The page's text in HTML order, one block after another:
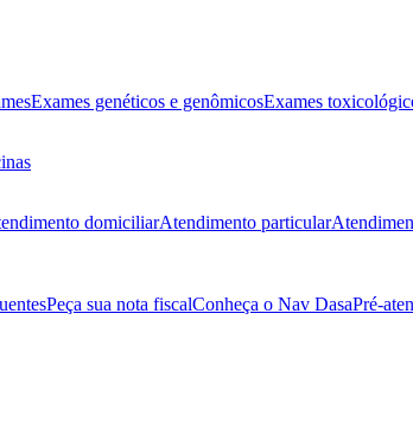
Exames genéticos e genômicosExames
domiciliarAtendimento particular
Peça sua nota fiscalConheça o Nav DasaPré-